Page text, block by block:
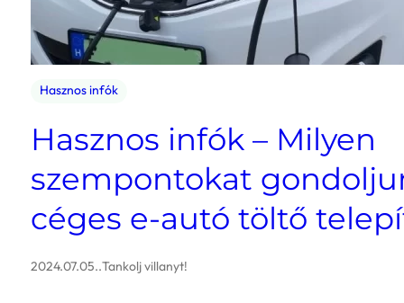
Hasznos infók
Hasznos infók – Milyen
szempontokat
céges e-autó töltő
2024.07.05..Tankolj villanyt!